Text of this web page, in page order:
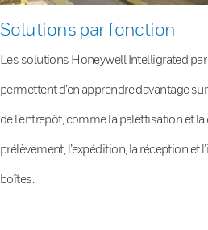
Solutions par fonction
Les solutions Honeywell Intelligrated
permettent d’en apprendre davantage
de l’entrepôt, comme la palettisation et
prélèvement, l’expédition, la réception et
boîtes.